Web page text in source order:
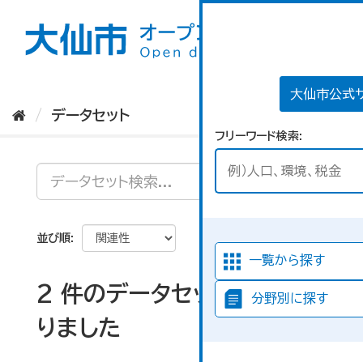
大仙市公式
フリーワード検索
一覧から探す
分野別に探す
データセット
並び順
2 件のデータセットが見つか
りました